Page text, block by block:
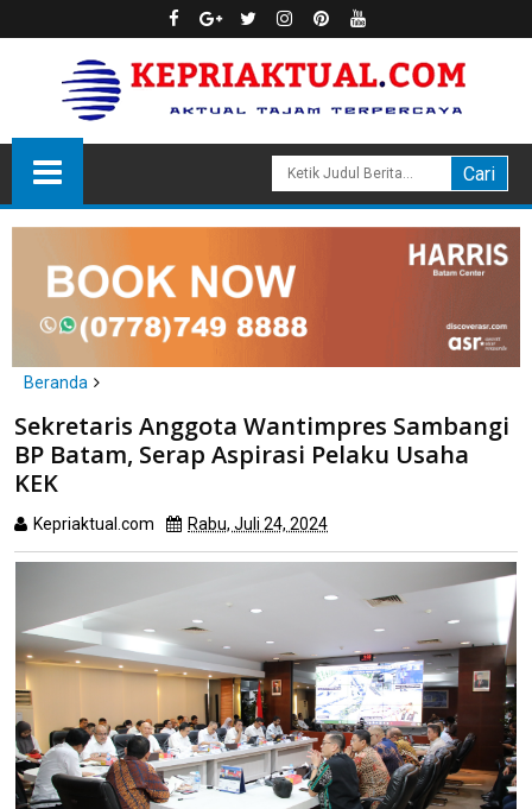
Beranda
Batam
Sekretaris Anggota Wantimpres Sambangi BP Batam, Serap
Aspirasi Pelaku Usaha KEK
Sekretaris Anggota Wantimpres Sambangi
BP Batam, Serap Aspirasi Pelaku Usaha
KEK
Kepriaktual.com Rabu, Juli 24, 2024